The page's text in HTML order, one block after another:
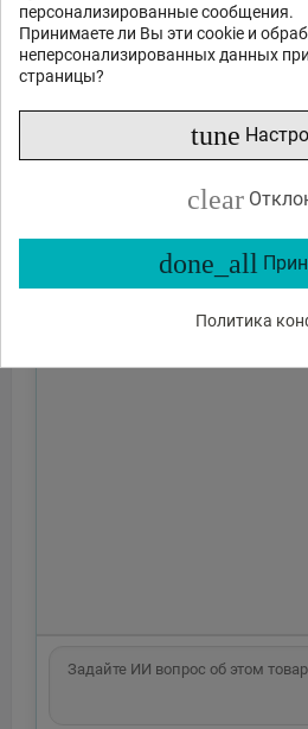
персонализированные сообщения.
Принимаете ли Вы эти cookie и
неперсонализированных данных
страницы?
tune
clear
done_all
Политика